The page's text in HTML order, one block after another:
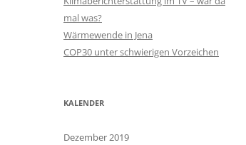
mal was?
Wärmewende in Jena
COP30 unter schwierigen Vorzeichen
KALENDER
Dezember 2019